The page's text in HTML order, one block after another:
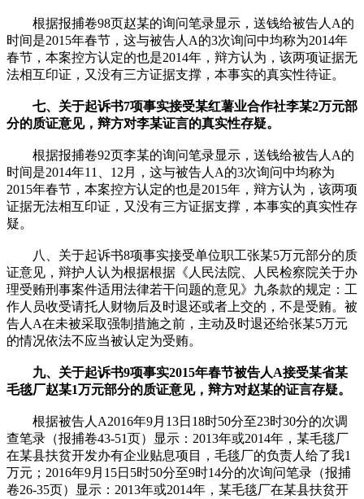
根据报捕卷98页赵某的询问笔录显示，送钱给被告人A的
时间是2015年春节，这与被告人A的3次询问中均称为2014年
春节，本案控方认定的也是2014年，辩方认为，该两项证据无
法相互印证，又没有三方证据支撑，本事实的真实性待证。
七、关于起诉书7项事实接受某红薯业合作社李某2万元部
分的质证意见，辩方对李某证言的真实性存疑。
根据报捕卷92页李某的询问笔录显示，送钱给被告人A的
时间是2014年11、12月，这与被告人A的3次询问中均称为
2015年春节，本案控方认定的也是2015年，辩方认为，该两项
证据无法相互印证，又没有三方证据支撑，本事实的真实性存
疑。
八、关于起诉书8项事实接受单位职工张某5万元部分的质
证意见，辩护人认为根据根据《人民法院、人民检察院关于办
理受贿刑事案件适用法律若干问题的意见》九条款的规定：工
作人员收受请托人财物后及时退还或者上交的，不是受贿。被
告人A在未被采取强制措施之前，主动及时退还给张某5万元
的情况依法不应当被认定为受贿。
九、关于起诉书9项事实2015年春节被告人A接受某省某
毛毯厂赵某1万元部分的质证意见，辩方对赵某的证言存疑。
根据被告人A2016年9月13日18时50分至23时30分的次调
查笔录（报捕卷43-51页）显示：2013年或2014年，某毛毯厂
在某县扶贫开发办有企业贴息项目，毛毯厂的负责人给了我1
万元；2016年9月15日5时50分至9时14分的次询问笔录（报捕
卷26-35页）显示：2013年或2014年，某毛毯厂在某县扶贫开